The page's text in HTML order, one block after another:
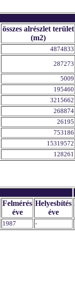
összes alrészlet terület
(m2)
4874833
287273
5009
195460
3215662
268874
26195
753186
15319572
128261
Felmérés
éve
Helyesbítés
éve
1987 -